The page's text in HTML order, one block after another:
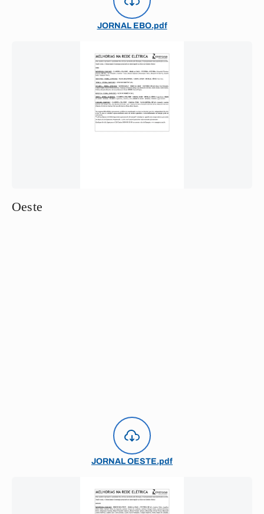
JORNAL EBO.pdf
Oeste
JORNAL OESTE.pdf